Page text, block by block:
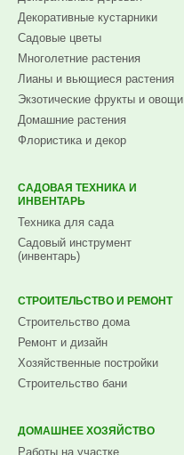
Декоративные кустарники
Садовые цветы
Многолетние растения
Лианы и вьющиеся растения
Экзотические фрукты и овощи
Домашние растения
Флористика и декор
САДОВАЯ ТЕХНИКА И
ИНВЕНТАРЬ
Техника для сада
Садовый инструмент
(инвентарь)
СТРОИТЕЛЬСТВО И РЕМОНТ
Строительство дома
Ремонт и дизайн
Хозяйственные постройки
Строительство бани
ДОМАШНЕЕ ХОЗЯЙСТВО
Работы на участке